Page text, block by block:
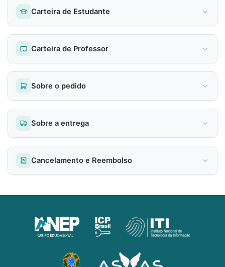
Carteira de Estudante
Carteira de Professor
Sobre o pedido
Sobre a entrega
Cancelamento e Reembolso